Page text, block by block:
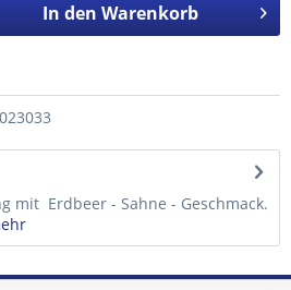
In den Warenkorb
mit Erdbeer - Sahne - Geschmack.